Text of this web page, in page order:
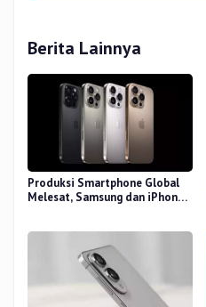
Berita Lainnya
Produksi Smartphone Global
Melesat, Samsung dan iPhone